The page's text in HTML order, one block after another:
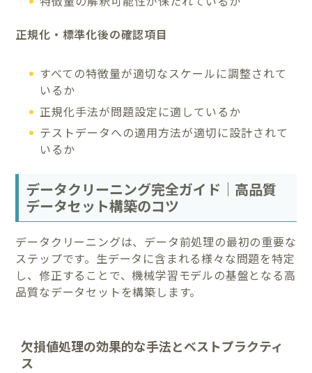
正規化・標準化後の確認項目
すべての特徴量が適切なスケールに調整されて
いるか
正規化手法が問題設定に適しているか
テストデータへの適用方法が適切に設計されて
いるか
データクリーニング完全ガイド｜高品質
データセット構築のコツ
データクリーニングは、データ前処理の最初の重要な
ステップです。生データに含まれる様々な問題を特定
し、修正することで、機械学習モデルの基盤となる高
品質なデータセットを構築します。
欠損値処理の効果的な手法とベストプラクティ
ス